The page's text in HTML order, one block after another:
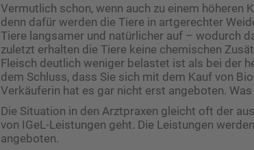
Vermutlich schon, wenn auch zu einem höheren
denn dafür werden die Tiere in artgerechter
Tiere langsamer und natürlicher auf – wodurch
zuletzt erhalten die Tiere keine chemischen
Fleisch deutlich weniger belastet ist als bei der
dem Schluss, dass Sie sich mit dem Kauf von
Verkäuferin hat es gar nicht erst angeboten.
Die Situation in den Arztpraxen gleicht oft der
von IGeL-Leistungen geht. Die Leistungen
angeboten.